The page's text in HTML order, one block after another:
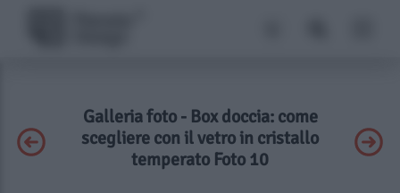
Galleria foto - Box doccia: come
scegliere con il vetro in cristallo
temperato Foto 10